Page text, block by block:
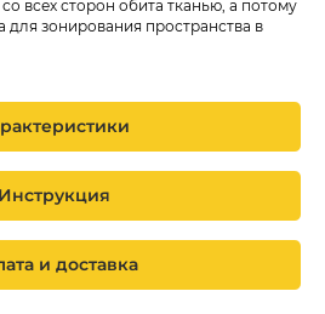
всех сторон обита тканью, а потому
для зонирования пространства в
Инструкция
и доставка